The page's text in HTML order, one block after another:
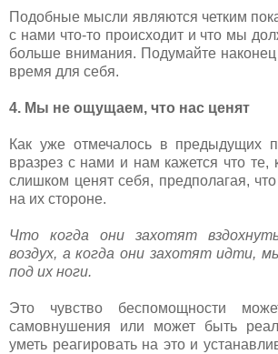
Подобные мысли являются четким
с нами что-то происходит и что мы
больше внимания. Подумайте
время для себя.
4. Мы не ощущаем, что нас ценят
Как уже отмечалось в предыдущих
вразрез с нами и нам кажется что те,
слишком ценят себя, предполагая,
на их стороне.
Что когда они захотят
воздух, а когда они захотят идти,
под их ноги.
Это чувство беспомощности
самовнушения или может быть
уметь реагировать на это и